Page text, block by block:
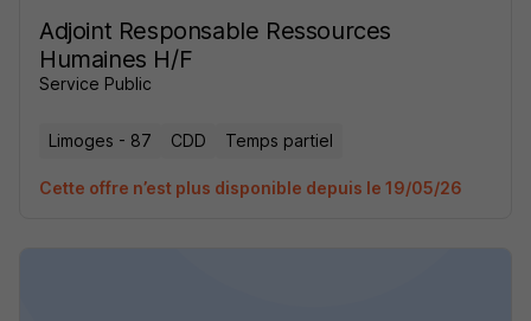
Adjoint Responsable Ressources
Humaines H/F
Service Public
Limoges - 87 CDD Temps partiel
Cette offre n’est plus disponible depuis le 19/05/26